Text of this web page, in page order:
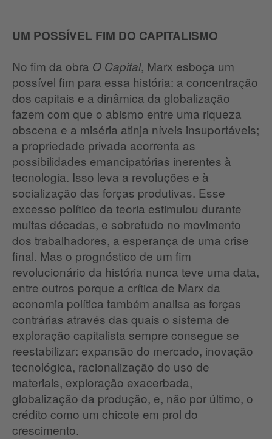
UM POSSÍVEL FIM DO CAPITALISMO
No fim da obra O Capital, Marx esboça um
possível fim para essa história: a concentração
dos capitais e a dinâmica da globalização
fazem com que o abismo entre uma riqueza
obscena e a miséria atinja níveis insuportáveis;
a propriedade privada acorrenta as
possibilidades emancipatórias inerentes à
tecnologia. Isso leva a revoluções e à
socialização das forças produtivas. Esse
excesso político da teoria estimulou durante
muitas décadas, e sobretudo no movimento
dos trabalhadores, a esperança de uma crise
final. Mas o prognóstico de um fim
revolucionário da história nunca teve uma data,
entre outros porque a crítica de Marx da
economia política também analisa as forças
contrárias através das quais o sistema de
exploração capitalista sempre consegue se
reestabilizar: expansão do mercado, inovação
tecnológica, racionalização do uso de
materiais, exploração exacerbada,
globalização da produção, e, não por último, o
crédito como um chicote em prol do
crescimento.